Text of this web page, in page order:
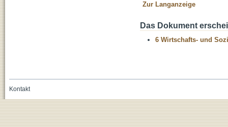
Zur Langanzeige
Das Dokument
6 Wirtschafts- und
Kontakt